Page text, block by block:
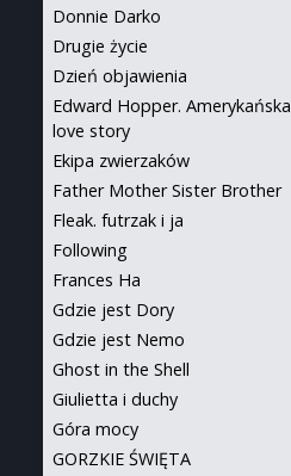
Donnie Darko
Drugie życie
Dzień objawienia
Edward Hopper. Amerykańska
love story
Ekipa zwierzaków
Father Mother Sister Brother
Fleak. futrzak i ja
Following
Frances Ha
Gdzie jest Dory
Gdzie jest Nemo
Ghost in the Shell
Giulietta i duchy
Góra mocy
GORZKIE ŚWIĘTA